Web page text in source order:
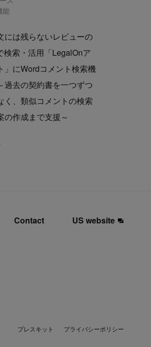
能
には残らないレビューの
検索・活用「LegalOnア
」にWordコメント検索機
過去の契約書を一つずつ
く、類似コメントの検索
の作成まで支援～
Contact US website
プレスキット プライバシーポリシー